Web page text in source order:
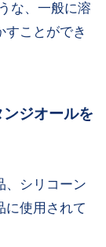
な、一般に溶
すことができ
ジオールを
、シリコーン
に使用されて